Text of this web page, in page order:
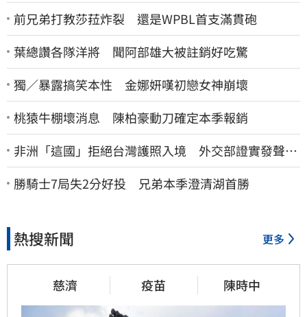
前兄弟打教莎菈炸裂 還是WPBL首支滿貫砲
葉總讚各隊洋將 聞阿部雄大被註銷好吃驚
獨／暴露搞笑本性 金娜妍嘆初戀女神崩壞
桃猿牛棚壞消息 陳柏豪動刀確定本季報銷
非洲「這國」拒絕台灣護照入境 外交部證實發聲
了：持續交涉聯繫
勝騎士7局失2分好投 兄弟本季澄清湖首勝
熱搜新聞 更多
慈濟 疫苗 陳時中